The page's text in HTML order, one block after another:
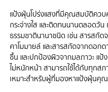
แป้งฝุ่นโปร่งแสงที่มีคุณสมบัติควบ
กระจ่างใส และติดทนนานตลอด
ธรรมชาตินานาชนิด เช่น สารสกั
คาโมมายล์ และสารสกัดจากดอก
ชื้น และปกป้องผิวจากมลภาวะ แ
ไม่หนักหน้า สามารถใช้ได้กับทุกส
เหมาะสำหรับผู้ที่มองหาแป้งฝุ่นคุ